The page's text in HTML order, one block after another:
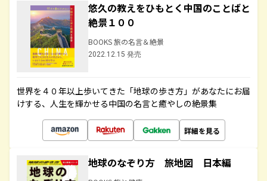
悠久の教えをひもとく中国のことばと
絶景１００
BOOKS 旅の名言＆絶景
2022.12.15 発売
世界を４０年以上歩いてきた「地球の歩き方」があなたにお届
けする、人生を輝かせる中国の名言と癒やしの絶景集
詳細を見る
地球のなぞり方 旅地図 日本編